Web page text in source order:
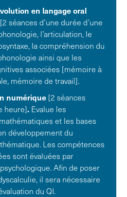
en langage oral
[2 séances d’une durée d’une
l’articulation, le
la compréhension du
ainsi que les
associées [mémoire à
mémoire de travail].
numérique [2 séances
heure]. Evalue les
et les bases
développement du
Les compétences
sont évaluées par
Afin de poser
il sera nécessaire
du QI.